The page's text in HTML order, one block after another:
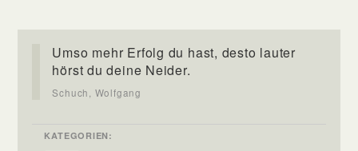
Umso mehr Erfolg du hast, desto lauter
hörst du deine Neider.
Schuch, Wolfgang
KATEGORIEN: